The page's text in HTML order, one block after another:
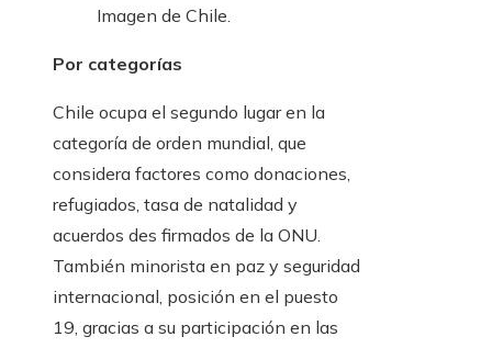
Imagen de Chile.
Por categorías
Chile ocupa el segundo lugar en la
categoría de orden mundial, que
considera factores como donaciones,
refugiados, tasa de natalidad y
acuerdos des firmados de la ONU.
También minorista en paz y seguridad
internacional, posición en el puesto
19, gracias a su participación en las